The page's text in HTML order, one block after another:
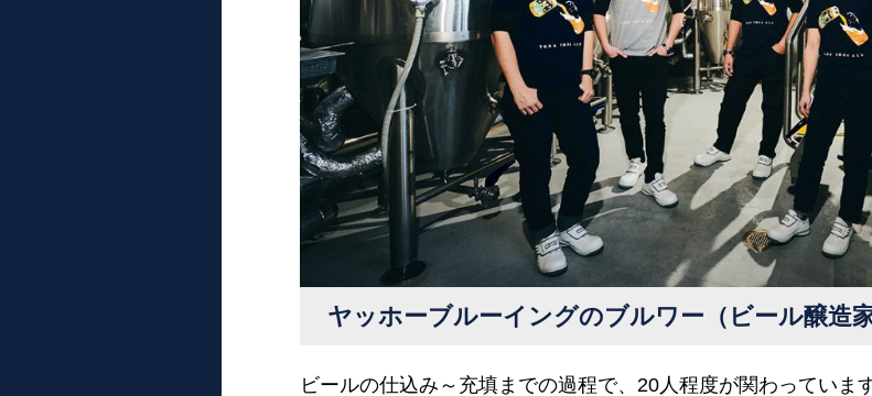
ヤッホーブルーイングのブルワー（ビール醸造
ビールの仕込み～充填までの過程で、20人程度が関わっています